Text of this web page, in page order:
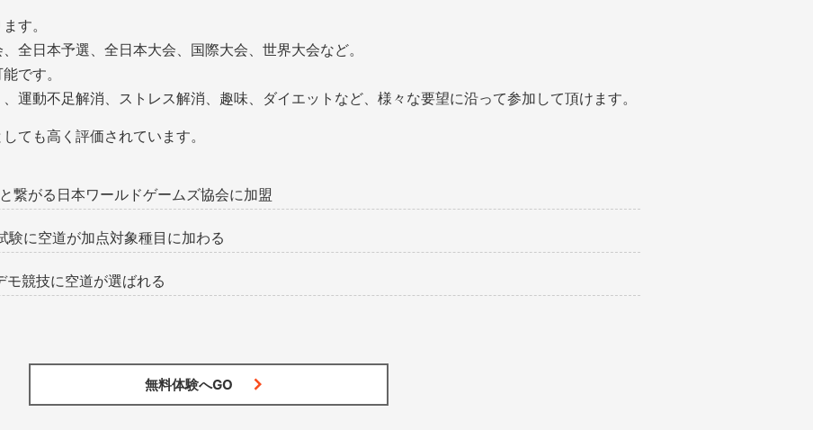
す。
全日本予選、全日本大会、国際大会、世界大会など。
です。
運動不足解消、ストレス解消、趣味、ダイエットなど、様々な要望に沿って参加して頂けます。
ても高く評価されています。
繋がる日本ワールドゲームズ協会に加盟
験に空道が加点対象種目に加わる
競技に空道が選ばれる
無料体験へGO